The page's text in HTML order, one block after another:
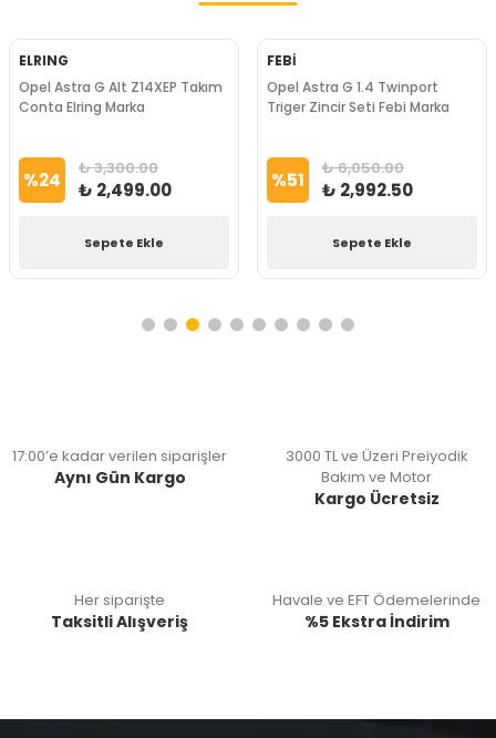
ELRING
Opel Astra G Alt Z14XEP Takım
Conta Elring Marka
%24 ₺ 3,300.00
₺ 2,499.00
Sepete Ekle
FEBİ
Opel Astra G 1.4 Twinport
Triger Zincir Seti Febi Marka
%51 ₺ 6,050.00
₺ 2,992.50
Sepete Ekle
17:00’e kadar verilen siparişler
Aynı Gün Kargo
3000 TL ve Üzeri Preiyodik
Bakım ve Motor
Kargo Ücretsiz
Her siparişte
Taksitli Alışveriş
Havale ve EFT Ödemelerinde
%5 Ekstra İndirim